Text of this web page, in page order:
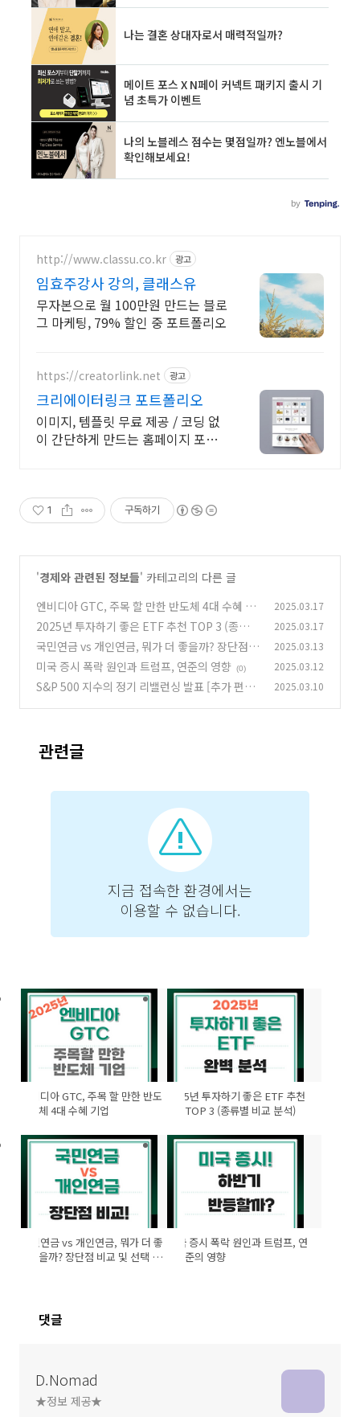
http://www.classu.co.kr 광고
임효주강사 강의, 클래스유
무자본으로 월 100만원 만드는 블로
그 마케팅, 79% 할인 중 포트폴리오
https://creatorlink.net 광고
크리에이터링크 포트폴리오
이미지, 템플릿 무료 제공 / 코딩 없
이 간단하게 만드는 홈페이지 포트
1 구독하기
'경제와 관련된 정보들' 카테고리의 다른 글
엔비디아 GTC, 주목 할 만한 반도체 4대 수혜 기
업 (0)
2025.03.17
2025년 투자하기 좋은 ETF 추천 TOP 3 (종류별
비교 분석) (0)
2025.03.17
국민연금 vs 개인연금, 뭐가 더 좋을까? 장단점
비교 및 선택 가이드
(0)
2025.03.13
미국 증시 폭락 원인과 트럼프, 연준의 영향 (0) 2025.03.12
S&P 500 지수의 정기 리밸런싱 발표 [추가 편입
2025.03.10
관련글
엔비디아 GTC, 주목 할 만한 반도
체 4대 수혜 기업
2025년 투자하기 좋은 ETF 추천
TOP 3 (종류별 비교 분석)
국민연금 vs 개인연금, 뭐가 더 좋
을까? 장단점 비교 및 선택 가
미국 증시 폭락 원인과 트럼프, 연
준의 영향
댓글
D.Nomad
★정보 제공★